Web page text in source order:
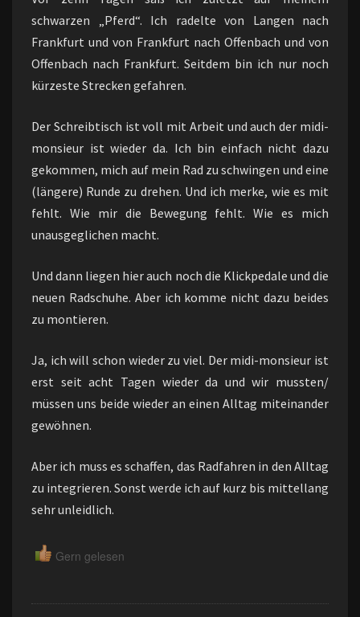
schwarzen „Pferd“. Ich radelte von Langen nach
Frankfurt und von Frankfurt nach Offenbach und von
Offenbach nach Frankfurt. Seitdem bin ich nur noch
kürzeste Strecken gefahren.
Der Schreibtisch ist voll mit Arbeit und auch der midi-
monsieur ist wieder da. Ich bin einfach nicht dazu
gekommen, mich auf mein Rad zu schwingen und eine
(längere) Runde zu drehen. Und ich merke, wie es mit
fehlt. Wie mir die Bewegung fehlt. Wie es mich
unausgeglichen macht.
Und dann liegen hier auch noch die Klickpedale und die
neuen Radschuhe. Aber ich komme nicht dazu beides
zu montieren.
Ja, ich will schon wieder zu viel. Der midi-monsieur ist
erst seit acht Tagen wieder da und wir mussten/
müssen uns beide wieder an einen Alltag miteinander
gewöhnen.
Aber ich muss es schaffen, das Radfahren in den Alltag
zu integrieren. Sonst werde ich auf kurz bis mittellang
sehr unleidlich.
Gern gelesen